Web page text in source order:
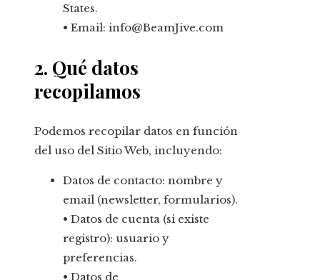
States.
• Email: info@BeamJive.com
2. Qué datos
recopilamos
Podemos recopilar datos en función
del uso del Sitio Web, incluyendo:
Datos de contacto: nombre y
email (newsletter, formularios).
• Datos de cuenta (si existe
registro): usuario y
preferencias.
• Datos de